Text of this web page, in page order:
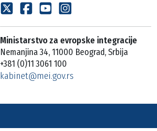
Ministarstvo za evropske integracije
Nemanjina 34, 11000 Beograd, Srbija
+381 (0)11 3061 100
kabinet@mei.gov.rs